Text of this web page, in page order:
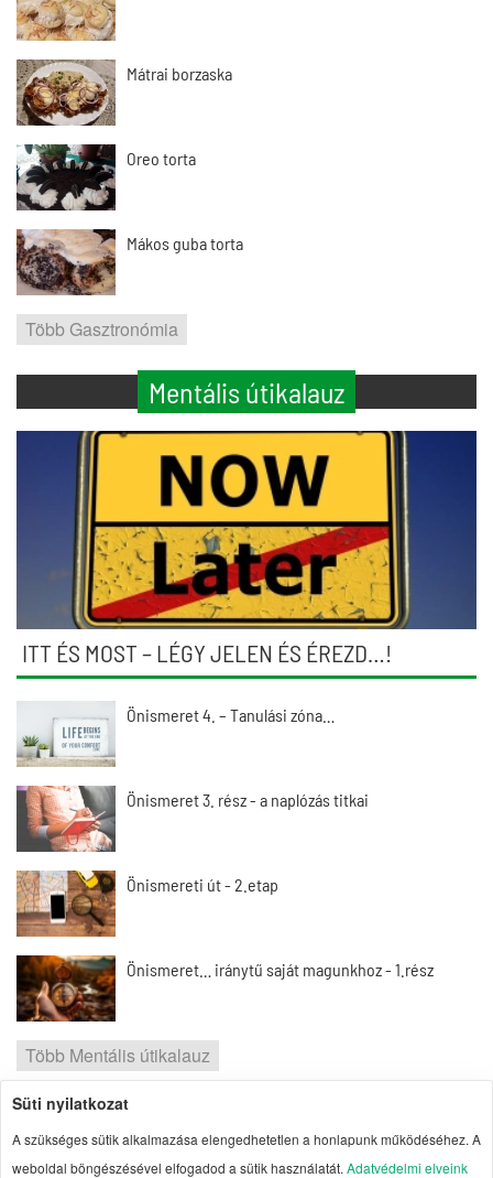
Mátrai borzaska
Oreo torta
Mákos guba torta
Több Gasztronómia
Mentális útikalauz
ITT ÉS MOST – LÉGY JELEN ÉS ÉREZD…!
Önismeret 4. – Tanulási zóna…
Önismeret 3. rész - a naplózás titkai
Önismereti út - 2.etap
Önismeret… iránytű saját magunkhoz - 1.rész
Több Mentális útikalauz
Szerzői jogok| Adatvédelmi elvek| Süti
Süti nyilatkozat
A szükséges sütik alkalmazása elengedhetetlen a honlapunk működéséhez. A
weboldal böngészésével elfogadod a sütik használatát. Adatvédelmi elveink